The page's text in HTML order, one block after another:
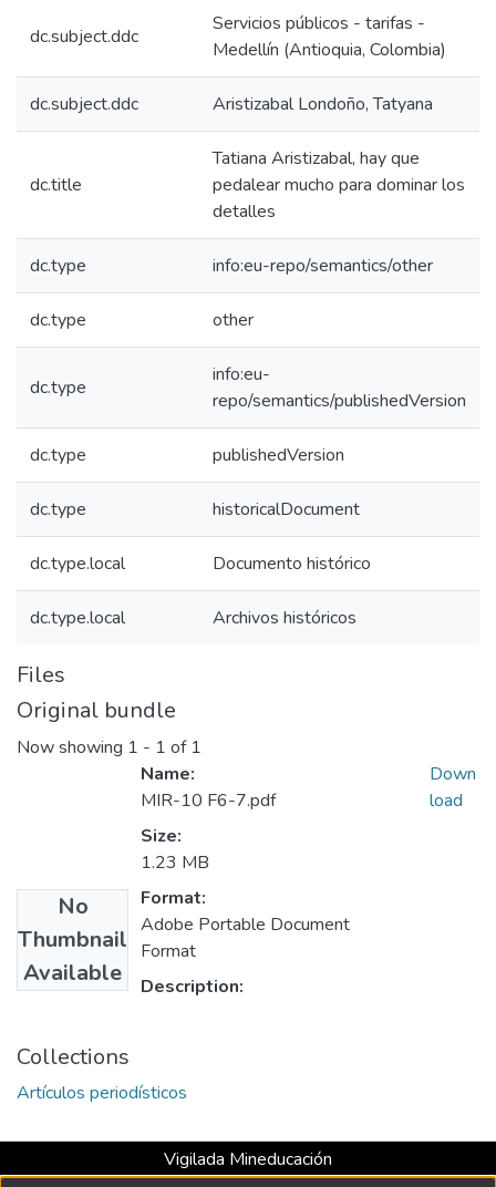
dc.subject.ddc
Servicios públicos - tarifas -
Medellín (Antioquia, Colombia)
dc.subject.ddc Aristizabal Londoño, Tatyana
dc.title
Tatiana Aristizabal, hay que
pedalear mucho para dominar los
detalles
dc.type info:eu-repo/semantics/other
dc.type other
dc.type
info:eu-
repo/semantics/publishedVersion
dc.type publishedVersion
dc.type historicalDocument
dc.type.local Documento histórico
dc.type.local Archivos históricos
Files
Original bundle
Now showing 1 - 1 of 1
No
Thumbnail
Available
Name:
MIR-10 F6-7.pdf
Size:
1.23 MB
Format:
Adobe Portable Document
Format
Description:
Down
load
Collections
Artículos periodísticos
Vigilada Mineducación